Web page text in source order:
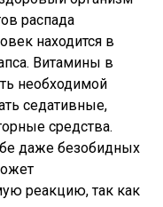
распада
находится в
Витамины в
необходимой
седативные,
средства.
даже безобидных
реакцию, так как